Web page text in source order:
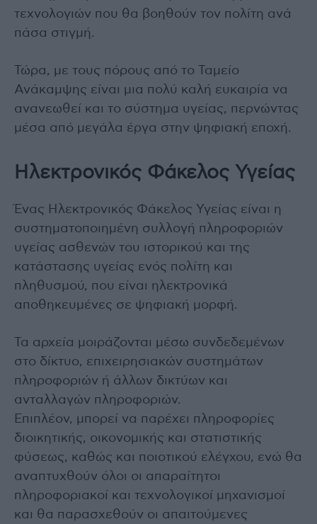
τεχνολογιών που θα βοηθούν τον πολίτη ανά
πάσα στιγμή.
Τώρα, με τους πόρους από το Ταμείο
Ανάκαμψης είναι μια πολύ καλή ευκαιρία να
ανανεωθεί και το σύστημα υγείας, περνώντας
μέσα από μεγάλα έργα στην ψηφιακή εποχή.
Ηλεκτρονικός Φάκελος Υγείας
Ένας Ηλεκτρονικός Φάκελος Υγείας είναι η
συστηματοποιημένη συλλογή πληροφοριών
υγείας ασθενών του ιστορικού και της
κατάστασης υγείας ενός πολίτη και
πληθυσμού, που είναι ηλεκτρονικά
αποθηκευμένες σε ψηφιακή μορφή.
Τα αρχεία μοιράζονται μέσω συνδεδεμένων
στο δίκτυο, επιχειρησιακών συστημάτων
πληροφοριών ή άλλων δικτύων και
ανταλλαγών πληροφοριών.
Επιπλέον, μπορεί να παρέχει πληροφορίες
διοικητικής, οικονομικής και στατιστικής
φύσεως, καθώς και ποιοτικού ελέγχου, ενώ θα
αναπτυχθούν όλοι οι απαραίτητοι
πληροφοριακοί και τεχνολογικοί μηχανισμοί
και θα παρασχεθούν οι απαιτούμενες